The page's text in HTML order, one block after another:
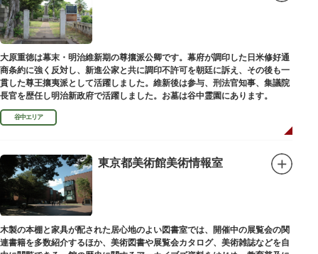
大原重徳は幕末・明治維新期の尊攘派公卿です。幕府が調印した日米修好通
商条約に強く反対し、新進公家と共に調印不許可を朝廷に訴え、その後も一
貫した尊王攘夷派として活躍しました。維新後は参与、刑法官知事、集議院
長官を歴任し明治新政府で活躍しました。お墓は谷中霊園にあります。
谷中エリア
東京都美術館美術情報室
木製の本棚と家具が配された居心地のよい図書室では、開催中の展覧会の関
連書籍を多数紹介するほか、美術図書や展覧会カタログ、美術雑誌などを自